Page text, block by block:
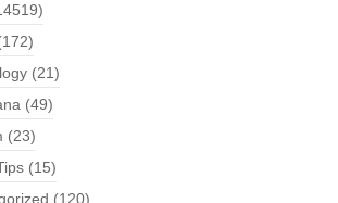
(21)
(49)
(23)
(15)
(120)